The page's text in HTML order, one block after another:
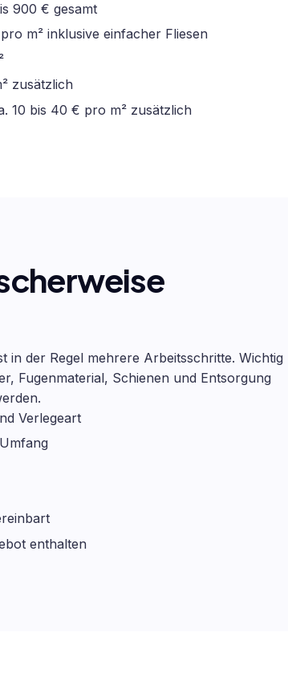
900 € gesamt
m² inklusive einfacher Fliesen
zusätzlich
10 bis 40 € pro m² zusätzlich
in der Regel mehrere Arbeitsschritte. Wichtig
Fugenmaterial, Schienen und Entsorgung
Verlegeart
enthalten